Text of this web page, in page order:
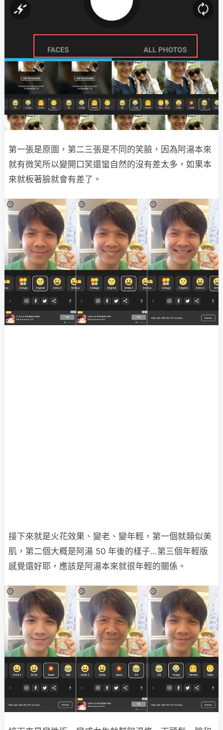
第一張是原圖，第二三張是不同的笑臉，因為阿湯本來
就有微笑所以變開口笑還蠻自然的沒有差太多，如果本
來就板著臉就會有差了。
接下來就是火花效果、變老、變年輕，第一個就類似美
肌，第二個大概是阿湯 50 年後的樣子…第三個年輕版
感覺還好耶，應該是阿湯本來就很年輕的關係。